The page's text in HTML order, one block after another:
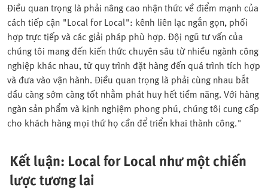
Điều quan trọng là phải nâng cao nhận thức về điểm mạnh của
cách tiếp cận "Local for Local": kênh liên lạc ngắn gọn, phối
hợp trực tiếp và các giải pháp phù hợp. Đội ngũ tư vấn của
chúng tôi mang đến kiến thức chuyên sâu từ nhiều ngành công
nghiệp khác nhau, từ quy trình đặt hàng đến quá trình tích hợp
và đưa vào vận hành. Điều quan trọng là phải cùng nhau bắt
đầu càng sớm càng tốt nhằm phát huy hết tiềm năng. Với hàng
ngàn sản phẩm và kinh nghiệm phong phú, chúng tôi cung cấp
cho khách hàng mọi thứ họ cần để triển khai thành công."
Kết luận: Local for Local như một chiến
lược tương lai